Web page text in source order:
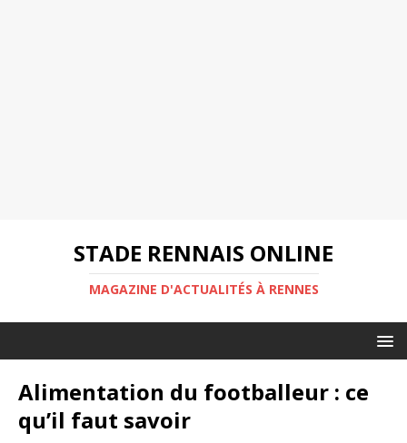
STADE RENNAIS ONLINE
MAGAZINE D'ACTUALITÉS À RENNES
Alimentation du footballeur : ce
qu’il faut savoir